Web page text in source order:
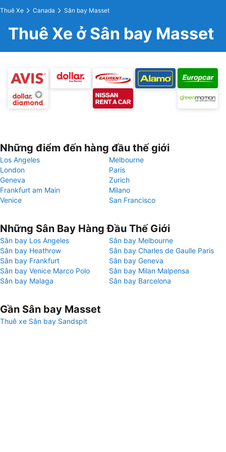
Thuê Xe Canada Sân bay Masset
Thuê Xe ở Sân bay Masset
Những điểm đến hàng đầu thế giới
Los Angeles
Melbourne
London
Paris
Geneva
Zurich
Frankfurt am Main
Milano
Venice
San Francisco
Những Sân Bay Hàng Đầu Thế Giới
Sân bay Los Angeles
Sân bay Melbourne
Sân bay Heathrow
Sân bay Charles de Gaulle Paris
Sân bay Frankfurt
Sân bay Geneva
Sân bay Venice Marco Polo
Sân bay Milan Malpensa
Sân bay Malaga
Sân bay Barcelona
Gần Sân bay Masset
Thuê xe Sân bay Sandspit